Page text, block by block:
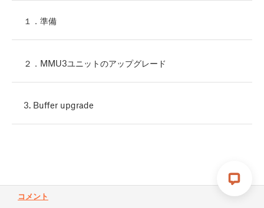
コメント
１．準備
２．MMU3ユニットのアップグレード
3. Buffer upgrade